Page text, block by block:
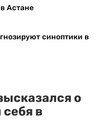
Астане
синоптики в
о
себя в